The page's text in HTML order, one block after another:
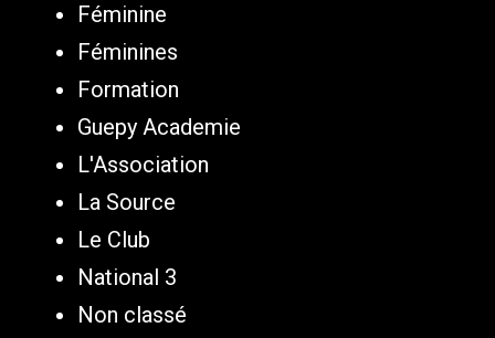
Féminine
Féminines
Formation
Guepy Academie
L'Association
La Source
Le Club
National 3
Non classé